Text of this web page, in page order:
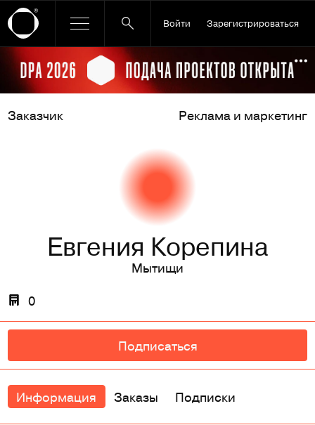
Войти Зарегистрироваться
Ссылка баннера
Заказчик Реклама и маркетинг
Евгения Корепина
Мытищи
0
Подписаться
Информация Заказы Подписки